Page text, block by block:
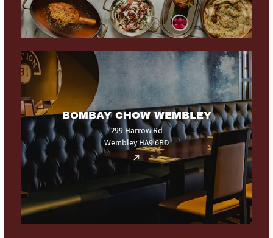
BOMBAY CHOW WEMBLEY
299 Harrow Rd
Wembley HA9 6BD